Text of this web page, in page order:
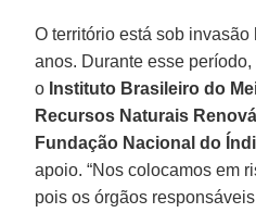
O território está sob
anos. Durante esse
o Instituto Brasileiro do
Recursos Naturais
Fundação Nacional do
apoio. “Nos colocamos em
pois os órgãos